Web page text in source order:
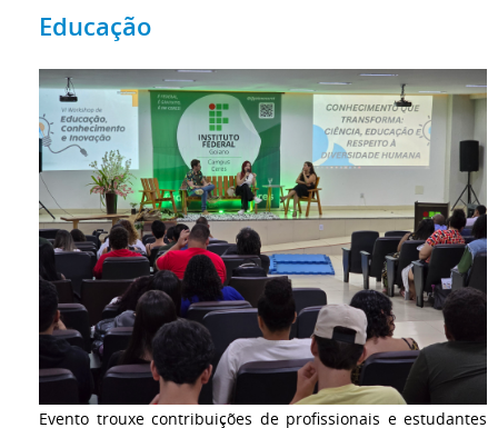
Educação
Evento trouxe contribuições de profissionais e estudantes